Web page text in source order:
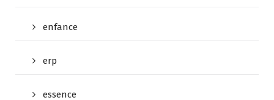
enfance
erp
essence